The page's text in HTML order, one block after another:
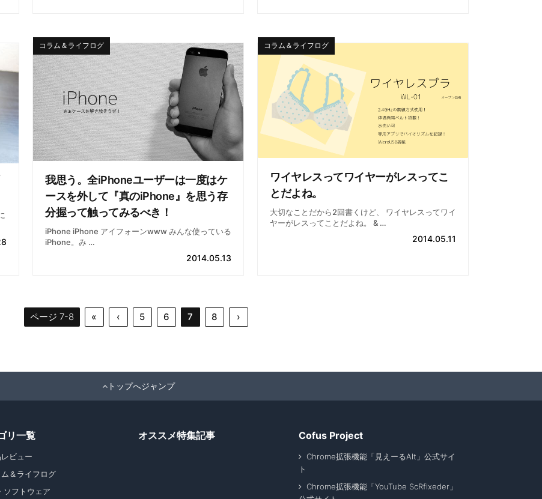
我思う。全iPhoneユーザーは一度はケ
ースを外して『真のiPhone』を思う存
分握って触ってみるべき！
iPhone iPhone アイフォーンwww みんな使っている
iPhone。み …
コラム＆ライフログ
2014.05.13
ワイヤレスってワイヤーがレスってこ
とだよね。
大切なことだから2回書くけど、 ワイヤレスってワイ
ヤーがレスってことだよね。 & …
コラム＆ライフログ
2014.05.11
ページ 7-8 « ‹ 5 6 7 8 ›
トップへジャンプ
リ一覧
ビュー
ム＆ライフログ
ソフトウェア
オススメ特集記事 Cofus Project
Chrome拡張機能「見えーるAlt」公式サイ
ト
Chrome拡張機能「YouTube ScRfixeder」